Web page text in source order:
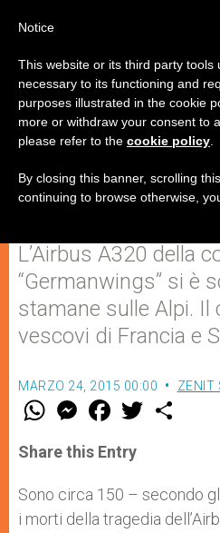
Incidente aereo
passeggeri a
superstite
L’Airbus A320 della
“Germanwings” si è
stamane sulle Alpi. Il
vescovi di Francia e
MARZO 24, 2015 00:00 ZENIT
W
t
s
p
p
M
e
s
e
g
e
r
F
a
e
b
o
k
w
r
Share this Entry
Sono circa 150 – secondo
i morti della tragedia
Notice
This website or its third party tools
necessary to its functioning and
purposes illustrated in the cookie
more or withdraw your consent to
please refer to the cookie policy
By closing this banner, scrolling
continuing to browse otherwise,